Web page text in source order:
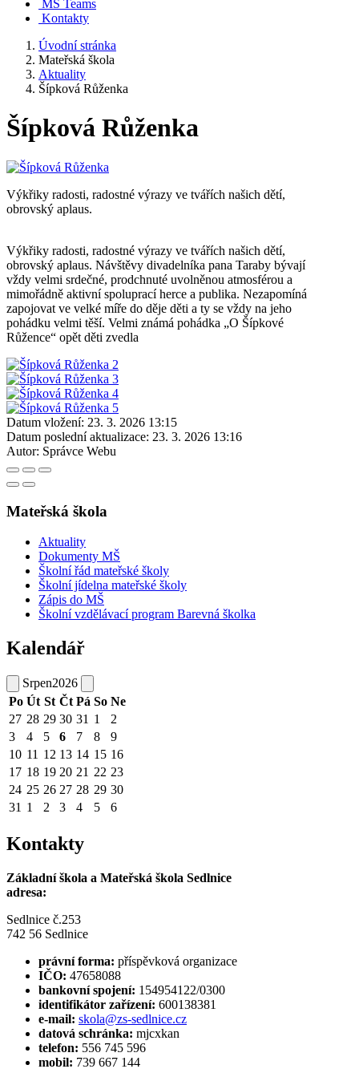
MS Teams
Kontakty
Úvodní stránka
Mateřská škola
Aktuality
Šípková Růženka
Šípková Růženka
Výkřiky radosti, radostné výrazy ve tvářích našich dětí,
obrovský aplaus.
Výkřiky radosti, radostné výrazy ve tvářích našich dětí,
obrovský aplaus. Návštěvy divadelníka pana Taraby bývají
vždy velmi srdečné, prodchnuté uvolněnou atmosférou a
mimořádně aktivní spoluprací herce a publika. Nezapomíná
zapojovat ve velké míře do děje děti a ty se vždy na jeho
pohádku velmi těší. Velmi známá pohádka „O Šípkové
Růžence“ opět děti zvedla
Datum vložení: 23. 3. 2026 13:15
Datum poslední aktualizace: 23. 3. 2026 13:16
Autor: Správce Webu
Mateřská škola
Aktuality
Dokumenty MŠ
Školní řád mateřské školy
Školní jídelna mateřské školy
Zápis do MŠ
Školní vzdělávací program Barevná školka
Kalendář
Srpen2026
Po Út St Čt Pá So Ne
27 28 29 30 31 1
2
3
4 5 6 7 8
9
10 11 12 13 14 15 16
17 18 19 20 21 22 23
24 25 26 27 28 29 30
31 1 2 3 4 5 6
Kontakty
Základní škola a Mateřská škola Sedlnice
adresa:
Sedlnice č.253
742 56 Sedlnice
právní forma: příspěvková organizace
IČO: 47658088
bankovní spojení: 154954122/0300
identifikátor zařízení: 600138381
e-mail: skola@zs-sedlnice.cz
datová schránka: mjcxkan
telefon: 556 745 596
mobil: 739 667 144